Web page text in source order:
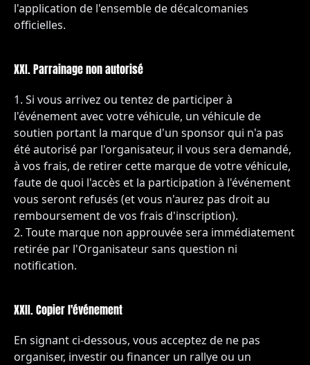
l'application de l'ensemble de décalcomanies
officielles.
XXI. Parrainage non autorisé
Si vous arrivez ou tentez de participer à
l'événement avec votre véhicule, un véhicule de
soutien portant la marque d'un sponsor qui n'a pas
été autorisé par l'organisateur, il vous sera demandé,
à vos frais, de retirer cette marque de votre véhicule,
faute de quoi l'accès et la participation à l'événement
vous seront refusés (et vous n'aurez pas droit au
remboursement de vos frais d'inscription).
Toute marque non approuvée sera immédiatement
retirée par l'Organisateur sans question ni
notification.
XXII. Copier l'événement
En signant ci-dessous, vous acceptez de ne pas
organiser, investir ou financer un rallye ou un